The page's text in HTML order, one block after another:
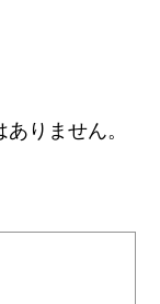
りません。